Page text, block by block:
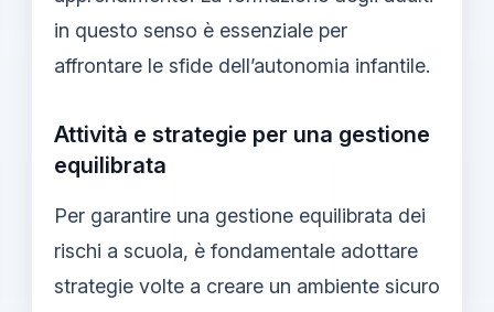
in questo senso è essenziale per
affrontare le sfide dell’autonomia infantile.
Attività e strategie per una gestione
equilibrata
Per garantire una gestione equilibrata dei
rischi a scuola, è fondamentale adottare
strategie volte a creare un ambiente sicuro